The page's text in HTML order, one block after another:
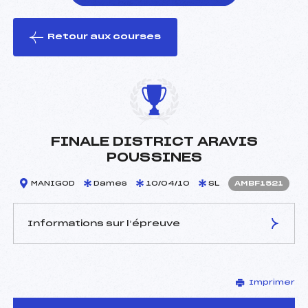
le ski
Retour aux courses
FINALE DISTRICT ARAVIS
POUSSINES
MANIGOD Dames 10/04/10 SL AMBF1521
Informations sur l’épreuve
BESSON FRANCOIS (MB)
Arbitre :
LE COQ ANTOINE (MB)
Imprimer